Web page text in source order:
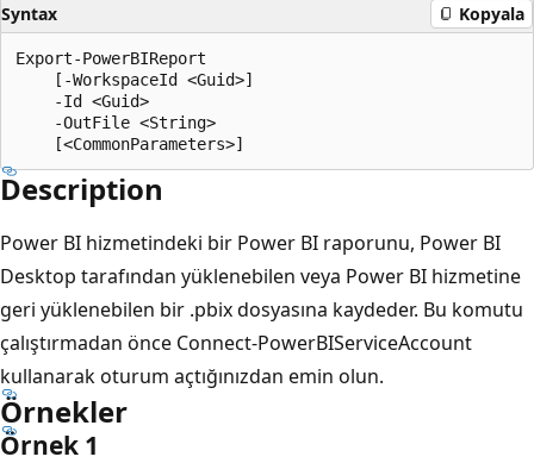
Syntax Kopyala
Export-PowerBIReport
    [-WorkspaceId <Guid>]
    -Id <Guid>
    -OutFile <String>
Description
Power BI hizmetindeki bir Power BI raporunu, Power BI
Desktop tarafından yüklenebilen veya Power BI hizmetine
geri yüklenebilen bir .pbix dosyasına kaydeder. Bu komutu
çalıştırmadan önce Connect-PowerBIServiceAccount
kullanarak oturum açtığınızdan emin olun.
Örnekler
Örnek 1